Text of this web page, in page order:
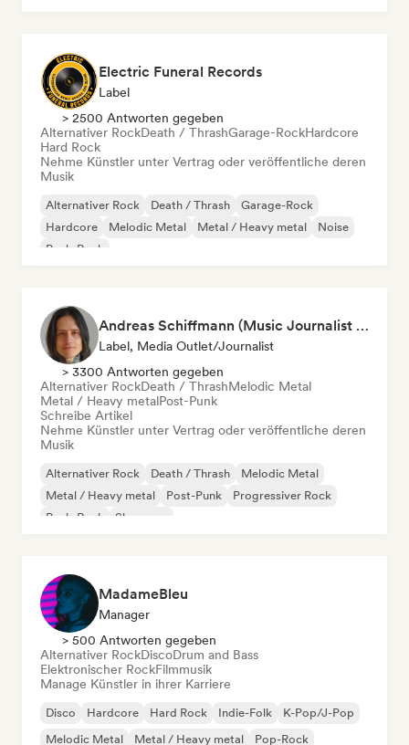
Electric Funeral Records
Label
> 2500 Antworten gegeben
Alternativer RockDeath / ThrashGarage-RockHardcore
Hard Rock
Nehme Künstler unter Vertrag oder veröffentliche deren
Musik
Alternativer Rock Death / Thrash
Garage-Rock
Hardcore
Melodic Metal Metal / Heavy metal
Noise
Punk-Rock
Andreas Schiffmann (Music Journalist and Label Assistant)
Label, Media Outlet/Journalist
> 3300 Antworten gegeben
Alternativer RockDeath / ThrashMelodic Metal
Metal / Heavy metalPost-Punk
Schreibe Artikel
Nehme Künstler unter Vertrag oder veröffentliche deren
Musik
Alternativer Rock Death / Thrash
Melodic Metal
Metal / Heavy metal
Post-Punk
Progressiver Rock
Punk-Rock
Shoegaze
MadameBleu
Manager
> 500 Antworten gegeben
Alternativer RockDiscoDrum and Bass
Elektronischer RockFilmmusik
Manage Künstler in ihrer Karriere
Disco Hardcore Hard Rock Indie-Folk
K-Pop/J-Pop
Melodic Metal
Metal / Heavy metal Pop-Rock